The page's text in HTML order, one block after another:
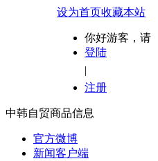
设为首页收藏本站
你好游客，请
登陆
|
注册
中韩自贸商品信息
官方微博
新闻客户端